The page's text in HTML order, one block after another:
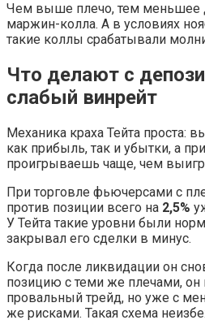
Чем выше плечо, тем меньшее
маржин-колла. А в условиях
такие коллы срабатывали
Что делают с
слабый винрейт
Механика краха Тейта проста:
как прибыль, так и убытки, а
проигрываешь чаще, чем
При торговле фьючерсами с
против позиции всего на 2,5%
У Тейта такие уровни были
закрывал его сделки в минус.
Когда после ликвидации он
позицию с теми же плечами, он
провальный трейд, но уже с
же рисками. Такая схема